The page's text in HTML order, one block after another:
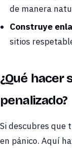
de manera
Construye
sitios
¿Qué hacer
penalizado?
Si descubres que
en pánico. Aquí